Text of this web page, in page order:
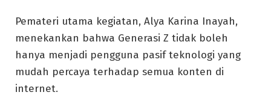
Pemateri utama kegiatan, Alya Karina Inayah,
menekankan bahwa Generasi Z tidak boleh
hanya menjadi pengguna pasif teknologi yang
mudah percaya terhadap semua konten di
internet.